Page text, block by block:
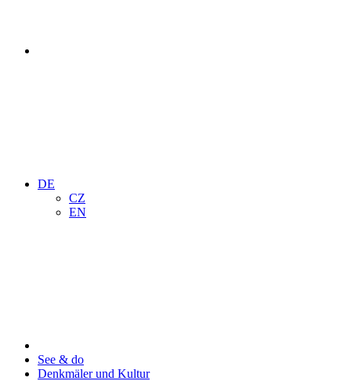
DE
CZ
EN
See & do
Denkmäler und Kultur